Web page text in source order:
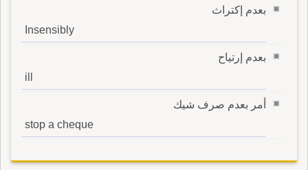
بعدم إكتراث
Insensibly
بعدم إرتياح
ill
أمر بعدم صرف شيك
stop a cheque